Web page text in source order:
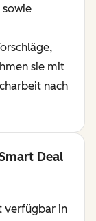
sie mit
nach
Deal
verfügbar in